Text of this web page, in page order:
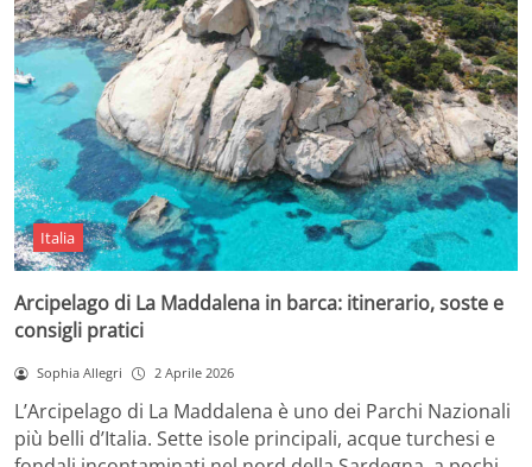
Italia
Arcipelago di La Maddalena in barca: itinerario, soste e
consigli pratici
Sophia Allegri 2 Aprile 2026
L’Arcipelago di La Maddalena è uno dei Parchi Nazionali
più belli d’Italia. Sette isole principali, acque turchesi e